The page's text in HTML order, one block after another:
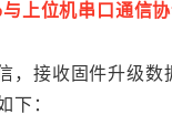
上位机串口通信协
，接收固件升级数
下：